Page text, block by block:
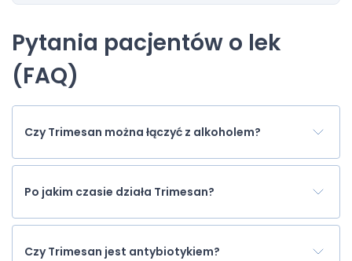
Pytania pacjentów o lek
(FAQ)
Czy Trimesan można łączyć z alkoholem?
Po jakim czasie działa Trimesan?
Czy Trimesan jest antybiotykiem?